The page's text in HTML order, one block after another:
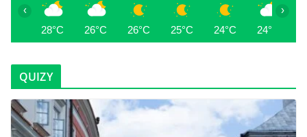
28°C 26°C 26°C 25°C 24°C 24°C
‹ ›
QUIZY